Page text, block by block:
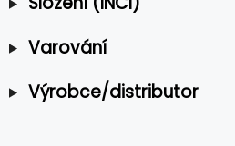
Varování
Výrobce/distributor